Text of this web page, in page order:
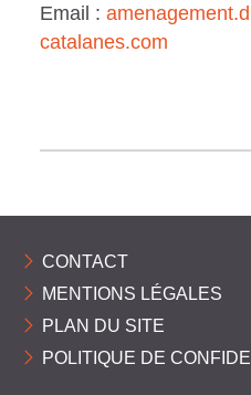
f
Email :
catalanes.com
CONTACT
MENTIONS LÉGALES
PLAN DU SITE
POLITIQUE DE